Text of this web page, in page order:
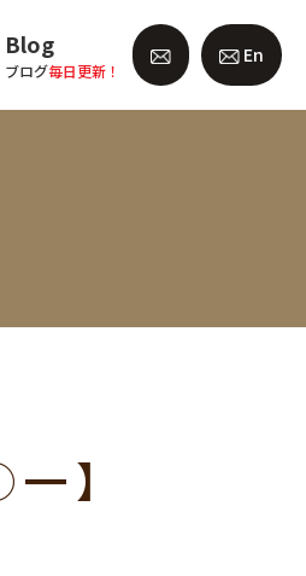
Blog
ブログ毎日更新！
En
━ 】